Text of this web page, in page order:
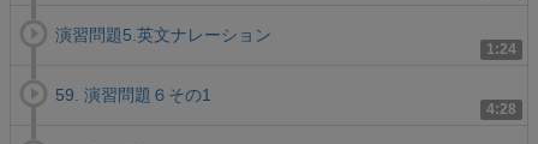
1:24
演習問題5.英文ナレーション
4:28
59. 演習問題６その1